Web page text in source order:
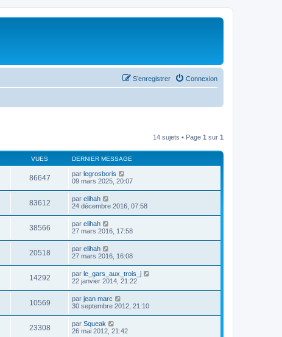
Connexion
S’enregistrer
14 sujets • Page 1 sur 1
VUES DERNIER MESSAGE
86647 par legrosboris
09 mars 2025, 20:07
83612 par elihah
24 décembre 2016, 07:58
38566 par elihah
27 mars 2016, 17:58
20518 par elihah
27 mars 2016, 16:08
14292 par le_gars_aux_trois_j
22 janvier 2014, 21:22
10569 par jean marc
30 septembre 2012, 21:10
23308 par Squeak
26 mai 2012, 21:42